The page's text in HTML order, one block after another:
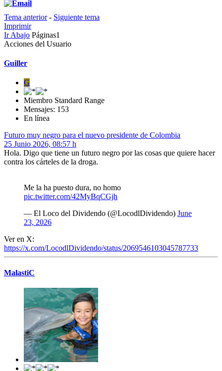
Tema anterior- Siguiente tema
Imprimir
Ir Abajo Páginas1
Acciones del Usuario
Guiller
G
Miembro Standard Range
Mensajes: 153
En línea
Futuro muy negro para el nuevo presidente de Colombia
25 Junio 2026, 08:57 h
Hola. Digo que tiene un futuro negro por las cosas que quiere hacer
contra los cárteles de la droga.
Me la ha puesto dura, no homo
pic.twitter.com/42MyBqCGjh
— El Loco del Dividendo (@LocodlDividendo) June
23, 2026
Ver en X:
https://x.com/LocodlDividendo/status/2069546103045787733
MalastiC